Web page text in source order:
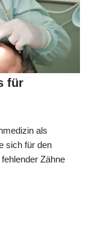
für
als
sich für den
Zähne